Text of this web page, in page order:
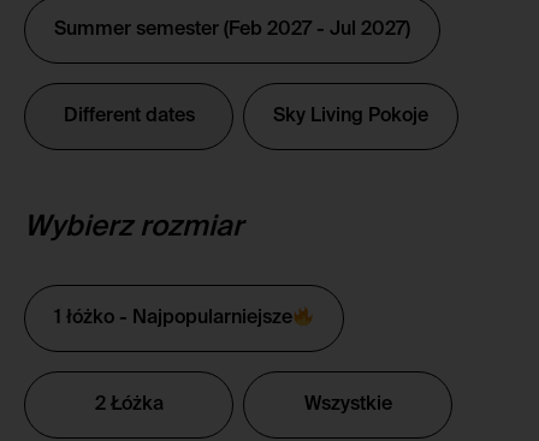
Summer semester (Feb 2027 - Jul 2027)
Different dates Sky Living Pokoje
Wybierz rozmiar
1 łóżko - Najpopularniejsze
2 Łóżka Wszystkie